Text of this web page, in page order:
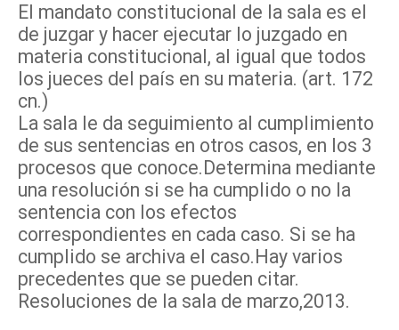
El mandato constitucional de la sala es el
de juzgar y hacer ejecutar lo juzgado en
materia constitucional, al igual que todos
los jueces del país en su materia. (art. 172
cn.)
La sala le da seguimiento al cumplimiento
de sus sentencias en otros casos, en los 3
procesos que conoce.Determina mediante
una resolución si se ha cumplido o no la
sentencia con los efectos
correspondientes en cada caso. Si se ha
cumplido se archiva el caso.Hay varios
precedentes que se pueden citar.
Resoluciones de la sala de marzo,2013.